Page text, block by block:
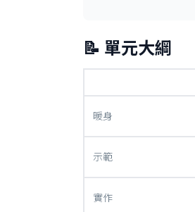
📝 單元大綱
暖身
示範
實作